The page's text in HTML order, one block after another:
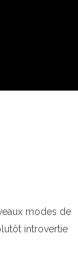
modes de
introvertie